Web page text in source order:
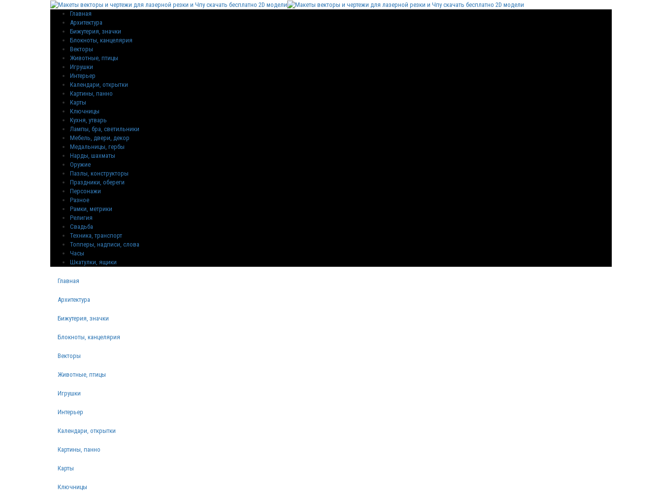
Главная
Архитектура
Бижутерия, значки
Блокноты, канцелярия
Векторы
Животные, птицы
Игрушки
Интерьер
Календари, открытки
Картины, панно
Карты
Ключницы
Кухня, утварь
Лампы, бра, светильники
Мебель, двери, декор
Медальницы, гербы
Нарды, шахматы
Оружие
Пазлы, конструкторы
Праздники, обереги
Персонажи
Разное
Рамки, метрики
Религия
Свадьба
Техника, транспорт
Топперы, надписи, слова
Часы
Шкатулки, ящики
Главная
Архитектура
Бижутерия, значки
Блокноты, канцелярия
Векторы
Животные, птицы
Игрушки
Интерьер
Календари, открытки
Картины, панно
Карты
Ключницы